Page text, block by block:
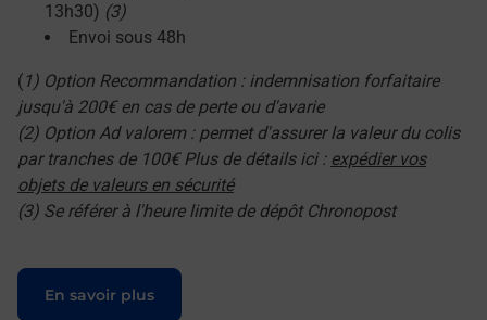
13h30) (3)
Envoi sous 48h
( 1) Option Recommandation : indemnisation forfaitaire
jusqu'à 200€ en cas de perte ou d'avarie
(2) Option Ad valorem : permet d'assurer la valeur du colis
par tranches de 100€ Plus de détails ici : expédier vos
objets de valeurs en sécurité
(3) Se référer à l'heure limite de dépôt Chronopost
En savoir plus
Le lien s'ouvre dans un nouvel onglet